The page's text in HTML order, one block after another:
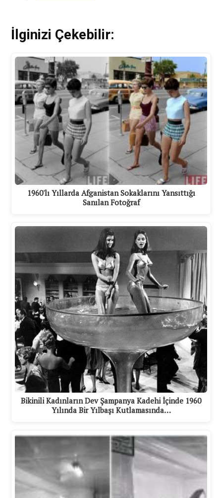
İlginizi Çekebilir:
1960'lı Yıllarda Afganistan Sokaklarını Yansıttığı
Sanılan Fotoğraf
Bikinili Kadınların Dev Şampanya Kadehi İçinde 1960
Yılında Bir Yılbaşı Kutlamasında…